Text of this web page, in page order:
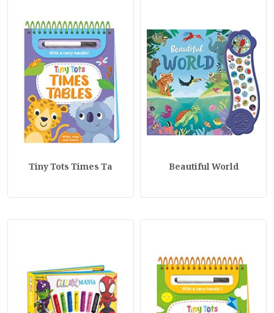
Beautiful World
Tiny Tots Times Ta